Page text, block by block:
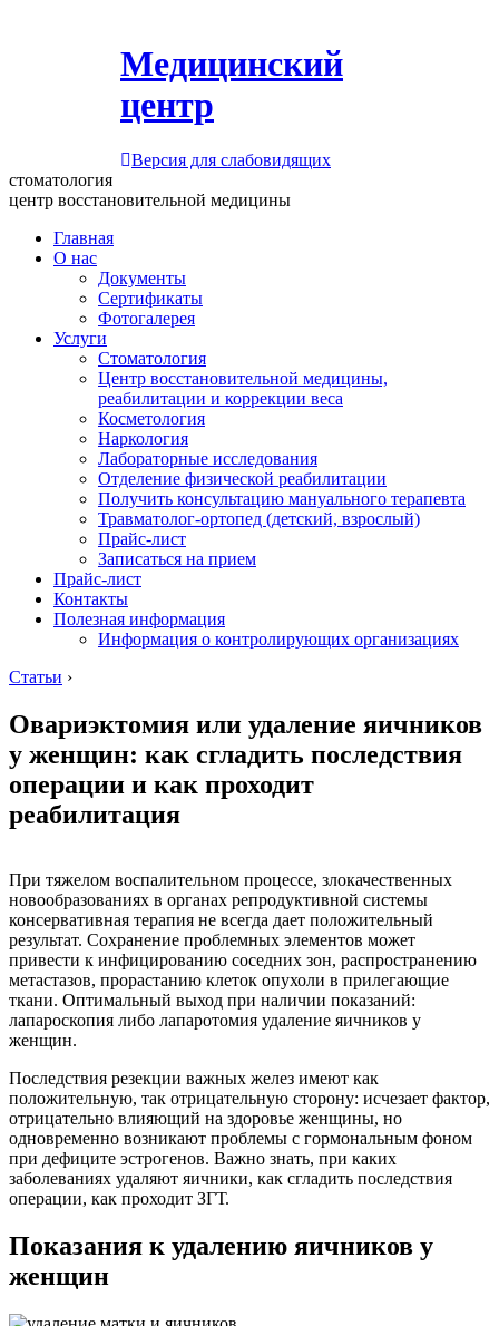
Медицинский
центр
Версия для слабовидящих
стоматология
центр восстановительной медицины
Главная
О нас
Документы
Сертификаты
Фотогалерея
Услуги
Стоматология
Центр восстановительной медицины,
реабилитации и коррекции веса
Косметология
Наркология
Лабораторные исследования
Отделение физической реабилитации
Получить консультацию мануального терапевта
Травматолог-ортопед (детский, взрослый)
Прайс-лист
Записаться на прием
Прайс-лист
Контакты
Полезная информация
Информация о контролирующих организациях
Статьи ›
Овариэктомия или удаление яичников
у женщин: как сгладить последствия
операции и как проходит
реабилитация
При тяжелом воспалительном процессе, злокачественных
новообразованиях в органах репродуктивной системы
консервативная терапия не всегда дает положительный
результат. Сохранение проблемных элементов может
привести к инфицированию соседних зон, распространению
метастазов, прорастанию клеток опухоли в прилегающие
ткани. Оптимальный выход при наличии показаний:
лапароскопия либо лапаротомия удаление яичников у
женщин.
Последствия резекции важных желез имеют как
положительную, так отрицательную сторону: исчезает фактор,
отрицательно влияющий на здоровье женщины, но
одновременно возникают проблемы с гормональным фоном
при дефиците эстрогенов. Важно знать, при каких
заболеваниях удаляют яичники, как сгладить последствия
операции, как проходит ЗГТ.
Показания к удалению яичников у
женщин